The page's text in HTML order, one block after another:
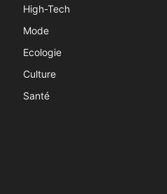
High-Tech
Mode
Ecologie
Culture
Santé